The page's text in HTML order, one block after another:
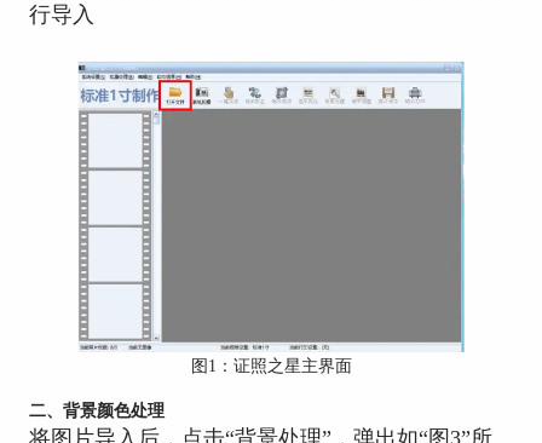
行导入
图1：证照之星主界面
二、背景颜色处理
将图片导入后，点击“背景处理”，弹出如“图3”所